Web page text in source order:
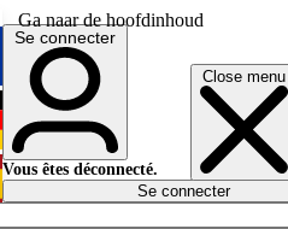
Ga naar de hoofdinhoud
Close menu
English
Deutsch
Español
Se connecter
Vous êtes déconnecté.
Se connecter